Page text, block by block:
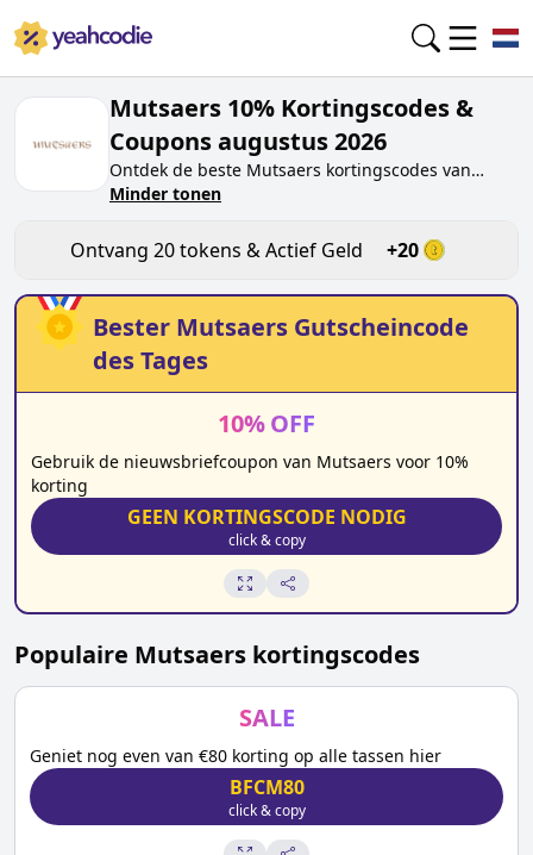
Mutsaers 10% Kortingscodes &
Coupons augustus 2026
Ontdek de beste Mutsaers kortingscodes van
vandaag vooraugustus 2026
mutsaers.nldoor de code te testen. Ontvang
beloningen wanneer jeMutsaers
kortingscodes
indient en andere kopers helpt besparen.
Minder tonen
Ontvang 20 tokens & Actief Geld +20
Bester Mutsaers Gutscheincode
des Tages
10%OFF
Gebruik de nieuwsbriefcoupon van Mutsaers voor 10%
korting
GEEN KORTINGSCODE NODIG
click & copy
Populaire Mutsaers kortingscodes
SALE
Geniet nog even van €80 korting op alle tassen hier
BFCM80
click & copy